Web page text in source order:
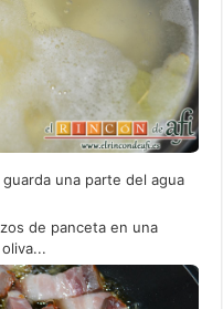
una parte del agua
de panceta en una